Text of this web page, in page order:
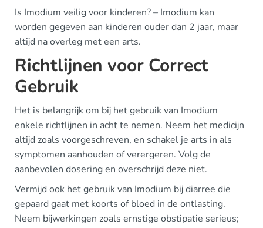
Is Imodium veilig voor kinderen? – Imodium kan
worden gegeven aan kinderen ouder dan 2 jaar, maar
altijd na overleg met een arts.
Richtlijnen voor Correct
Gebruik
Het is belangrijk om bij het gebruik van Imodium
enkele richtlijnen in acht te nemen. Neem het medicijn
altijd zoals voorgeschreven, en schakel je arts in als
symptomen aanhouden of verergeren. Volg de
aanbevolen dosering en overschrijd deze niet.
Vermijd ook het gebruik van Imodium bij diarree die
gepaard gaat met koorts of bloed in de ontlasting.
Neem bijwerkingen zoals ernstige obstipatie serieus;